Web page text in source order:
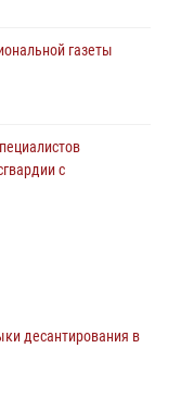
газеты
с
ВСУ на южном
десантирования в